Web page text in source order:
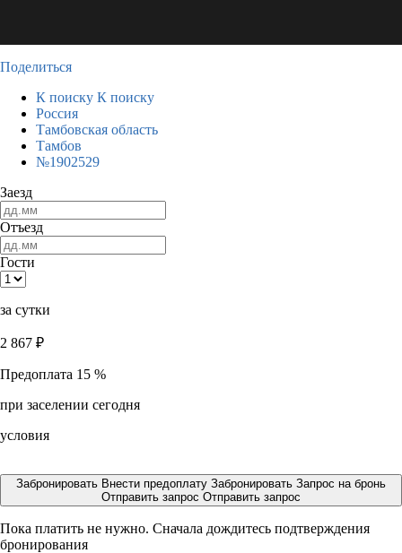
Поделиться
К поиску К поиску
Россия
Тамбовская область
Тамбов
№1902529
Заезд
Отъезд
Гости
за сутки
2 867 ₽
Предоплата 15 %
при заселении сегодня
условия
Забронировать Внести предоплату Забронировать Запрос на бронь
Отправить запрос Отправить запрос
Пока платить не нужно. Сначала дождитесь подтверждения
бронирования